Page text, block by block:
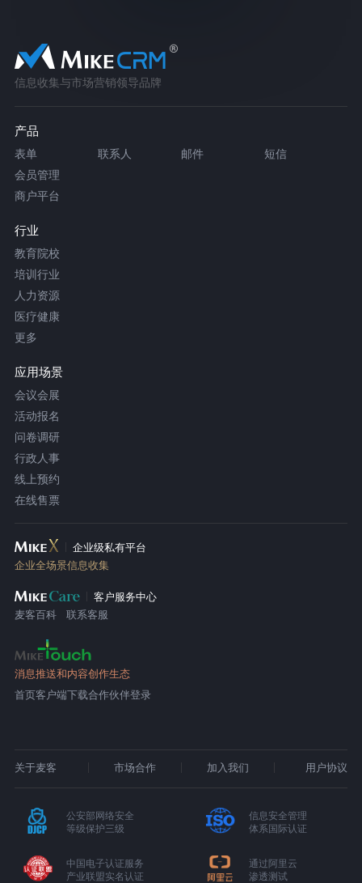
信息收集与市场营销领导品牌
产品
表单 联系人 邮件
短信
会员管理
商户平台
行业
教育院校
培训行业
人力资源
医疗健康
更多
应用场景
会议会展
活动报名
问卷调研
行政人事
线上预约
在线售票
企业级私有平台
企业全场景信息收集
客户服务中心
麦客百科
联系客服
消息推送和内容创作生态
首页客户端下载合作伙伴登录
关于麦客 市场合作 加入我们 用户协议
公安部网络安全
等级保护三级
信息安全管理
体系国际认证
中国电子认证服务
产业联盟实名认证
通过阿里云
渗透测试